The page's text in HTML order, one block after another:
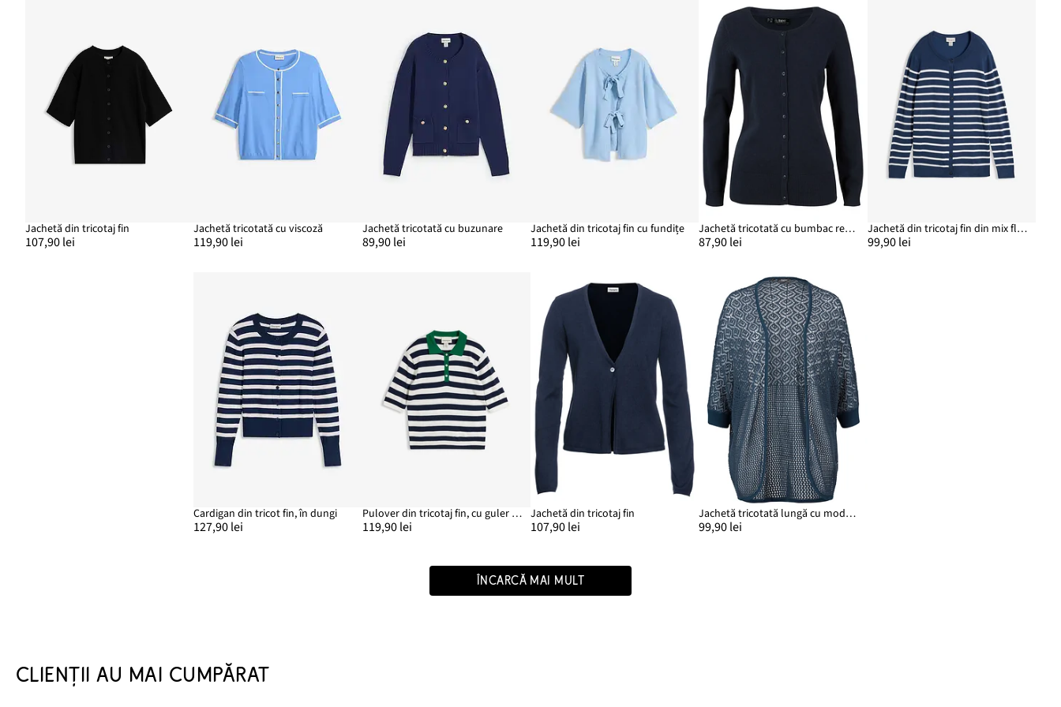
Jachetă din tricotaj fin
107,90 lei
Jachetă tricotată cu viscoză
119,90 lei
Jachetă tricotată cu buzunare
89,90 lei
Jachetă din tricotaj fin cu fundițe
119,90 lei
Jachetă tricotată cu bumbac reciclat
87,90 lei
Jachetă din tricotaj fin din mix fluid cu viscoză
99,90 lei
Cardigan din tricot fin, în dungi
127,90 lei
Pulover din tricotaj fin, cu guler polo
119,90 lei
Jachetă din tricotaj fin
107,90 lei
Jachetă tricotată lungă cu model cu găuri
99,90 lei
ÎNCARCĂ MAI MULT
CLIENȚII AU MAI CUMPĂRAT